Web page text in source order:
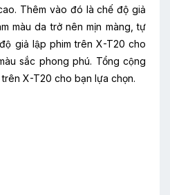
Thêm vào đó là chế độ giả
màu da trở nên mịn màng, tự
giả lập phim trên X-T20 cho
sắc phong phú. Tổng cộng
X-T20 cho bạn lựa chọn.